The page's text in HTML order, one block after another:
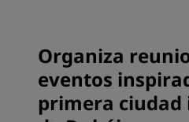
Organiza
eventos
primera